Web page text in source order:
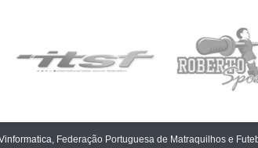
, Federação Portuguesa de Matraquilhos e